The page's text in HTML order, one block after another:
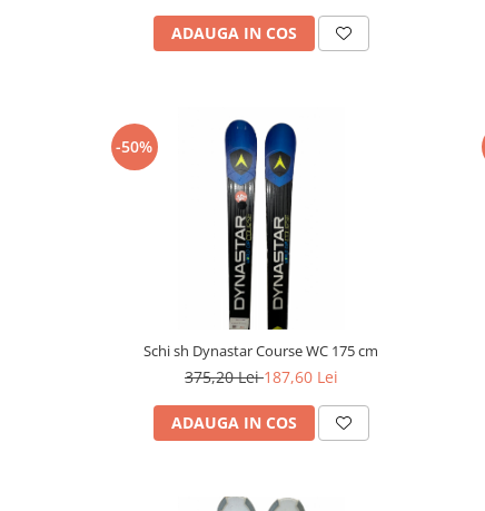
ADAUGA IN COS
-50%
Schi sh Dynastar Course WC 175 cm
375,20 Lei187,60 Lei
ADAUGA IN COS